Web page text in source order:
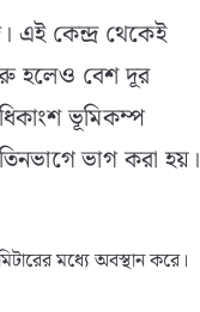
এই কেন্দ্র থেকেই
হলেও বেশ দূর
ভূমিকম্প
ভাগ করা হয়।
মধ্যে অবস্থান করে।